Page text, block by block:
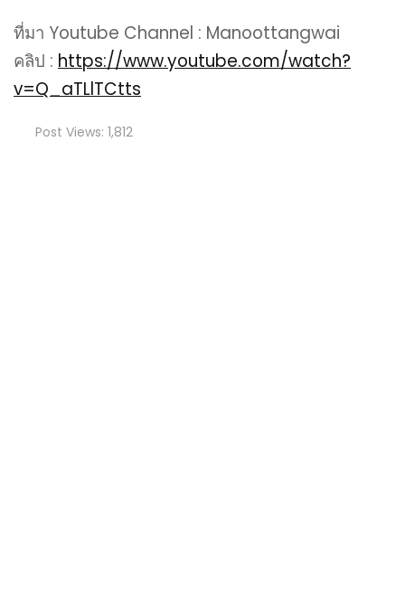
ที่มา Youtube Channel : Manoottangwai
คลิป : https://www.youtube.com/watch?
v=Q_aTLlTCtts
Post Views: 1,812